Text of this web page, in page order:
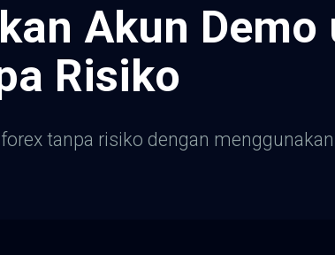
Akun
Risiko
tanpa risiko dengan